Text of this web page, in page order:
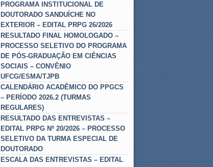
PROGRAMA INSTITUCIONAL DE
DOUTORADO SANDUÍCHE NO
EXTERIOR – EDITAL PRPG 26/2026
RESULTADO FINAL HOMOLOGADO –
PROCESSO SELETIVO DO PROGRAMA
DE PÓS-GRADUAÇÃO EM CIÊNCIAS
SOCIAIS – CONVÊNIO
UFCG/ESMA/TJPB
CALENDÁRIO ACADÊMICO DO PPGCS
– PERÍODO 2026.2 (TURMAS
REGULARES)
RESULTADO DAS ENTREVISTAS –
EDITAL PRPG Nº 20/2026 – PROCESSO
SELETIVO DA TURMA ESPECIAL DE
DOUTORADO
ESCALA DAS ENTREVISTAS – EDITAL